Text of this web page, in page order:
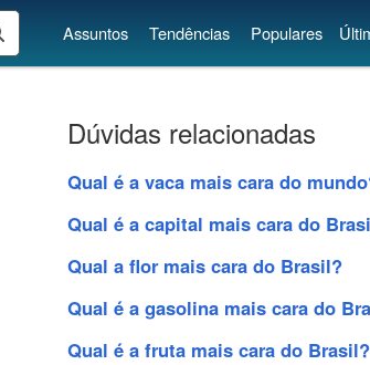
Assuntos Tendências Populares
Dúvidas relacionadas
Qual é a vaca mais cara do
Qual é a capital mais cara do
Qual a flor mais cara do Brasil?
Qual é a gasolina mais cara do
Qual é a fruta mais cara do Brasil?